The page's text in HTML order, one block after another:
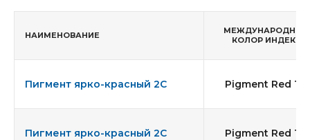
НАИМЕНОВАНИЕ
МЕЖДУНАРОДНЫЙ
КОЛОР ИНДЕКС
Пигмент ярко-красный 2С Pigment Red 112
Пигмент ярко-красный 2С Pigment Red 112